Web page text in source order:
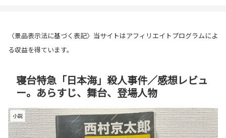
〈景品表示法に基づく表記〉当サイトはアフィリエイトプログラムによ
る収益を得ています。
寝台特急「日本海」殺人事件／感想レビュ
ー。あらすじ、舞台、登場人物
小説